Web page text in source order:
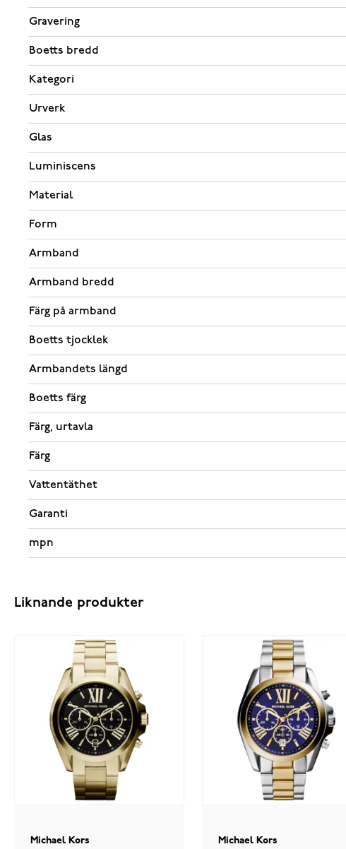
Gravering
Boetts bredd
Kategori
Urverk
Glas
Luminiscens
Material
Form
Armband
Armband bredd
Färg på armband
Boetts tjocklek
Armbandets längd
Boetts färg
Färg, urtavla
Färg
Vattentäthet
Garanti
mpn
Liknande produkter
Michael Kors Michael Kors